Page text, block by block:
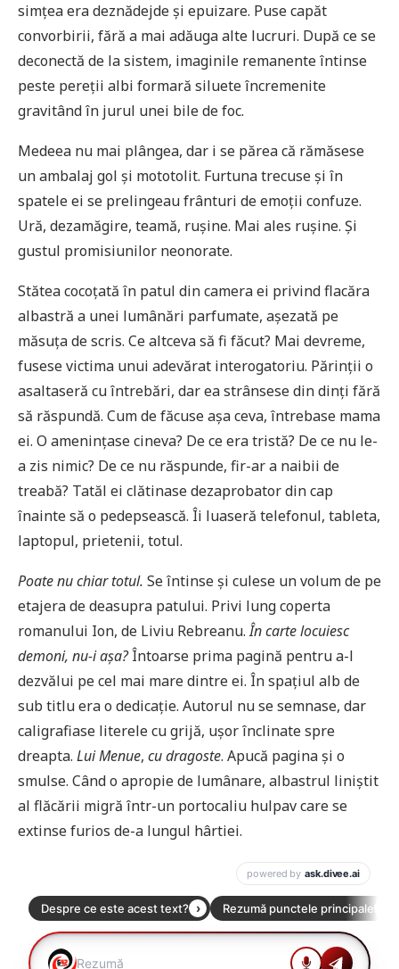
simțea era deznădejde și epuizare. Puse capăt
convorbirii, fără a mai adăuga alte lucruri. După ce se
deconectă de la sistem, imaginile remanente întinse
peste pereții albi formară siluete încremenite
gravitând în jurul unei bile de foc.
Medeea nu mai plângea, dar i se părea că rămăsese
un ambalaj gol și mototolit. Furtuna trecuse și în
spatele ei se prelingeau frânturi de emoții confuze.
Ură, dezamăgire, teamă, rușine. Mai ales rușine. Și
gustul promisiunilor neonorate.
Stătea cocoțată în patul din camera ei privind flacăra
albastră a unei lumânări parfumate, așezată pe
măsuța de scris. Ce altceva să fi făcut? Mai devreme,
fusese victima unui adevărat interogatoriu. Părinții o
asaltaseră cu întrebări, dar ea strânsese din dinți fără
să răspundă. Cum de făcuse așa ceva, întrebase mama
ei. O amenințase cineva? De ce era tristă? De ce nu le-
a zis nimic? De ce nu răspunde, fir-ar a naibii de
treabă? Tatăl ei clătinase dezaprobator din cap
înainte să o pedepsească. Îi luaseră telefonul, tableta,
laptopul, prietenii, totul.
Poate nu chiar totul. Se întinse și culese un volum de pe
etajera de deasupra patului. Privi lung coperta
romanului Ion, de Liviu Rebreanu.În carte locuiesc
demoni, nu-i așa?Întoarse prima pagină pentru a-l
dezvălui pe cel mai mare dintre ei. În spațiul alb de
sub titlu era o dedicație. Autorul nu se semnase, dar
caligrafiase literele cu grijă, ușor înclinate spre
dreapta. Lui Menue, cu dragoste. Apucă pagina și o
smulse. Când o apropie de lumânare, albastrul liniștit
al flăcării migră într-un portocaliu hulpav care se
extinse furios de-a lungul hârtiei.